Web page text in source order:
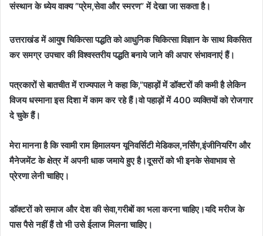
संस्थान के ध्येय वाक्य ”प्रेम,सेवा और स्मरण” में देखा जा सकता है।
उत्तराखंड में आयुष चिकित्सा पद्धति को आधुनिक चिकित्सा विज्ञान के साथ विकसित
कर समग्र उपचार की विश्वस्तरीय पद्धति बनाये जाने की अपार संभावनाएं हैं।
पत्रकारों से बातचीत में राज्यपाल ने कहा कि,”पहाड़ों में डॉक्टरों की कमी है लेकिन
विजय धस्माना इस दिशा में काम कर रहे हैं।वो पहाड़ों में 400 व्यक्तियों को रोजगार
दे चुके हैं।
मेरा मानना है कि स्वामी राम हिमालयन यूनिवर्सिटी मेडिकल,नर्सिंग,इंजीनियरिंग और
मैनेजमेंट के क्षेत्र में अपनी धाक जमाये हुए है।दूसरों को भी इनके सेवाभाव से
प्रेरणा लेनी चाहिए।
डॉक्टरों को समाज और देश की सेवा,गरीबों का भला करना चाहिए।यदि मरीज के
पास पैसे नहीं हैं तो भी उसे ईलाज मिलना चाहिए।